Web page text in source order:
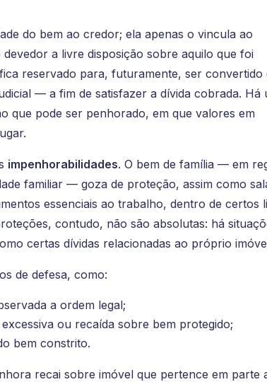
do bem ao credor; ela apenas o vincula ao
a livre disposição sobre aquilo que foi
reservado para, futuramente, ser convertido
— a fim de satisfazer a dívida cobrada. Há
que pode ser penhorado, em que valores em
impenhorabilidades. O bem de família — em
familiar — goza de proteção, assim como
essenciais ao trabalho, dentro de certos
contudo, não são absolutas: há
certas dívidas relacionadas ao próprio
de defesa, como:
a ordem legal;
ou recaída sobre bem protegido;
bem constrito.
recai sobre imóvel que pertence em parte